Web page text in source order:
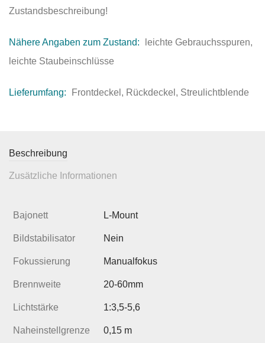
Zustandsbeschreibung!
Nähere Angaben zum Zustand:
leichte Gebrauchsspuren,
leichte Staubeinschlüsse
Lieferumfang: Frontdeckel, Rückdeckel, Streulichtblende
Beschreibung
Zusätzliche Informationen
Bajonett L-Mount
Bildstabilisator Nein
Fokussierung Manualfokus
Brennweite 20-60mm
Lichtstärke 1:3,5-5,6
Naheinstellgrenze 0,15 m